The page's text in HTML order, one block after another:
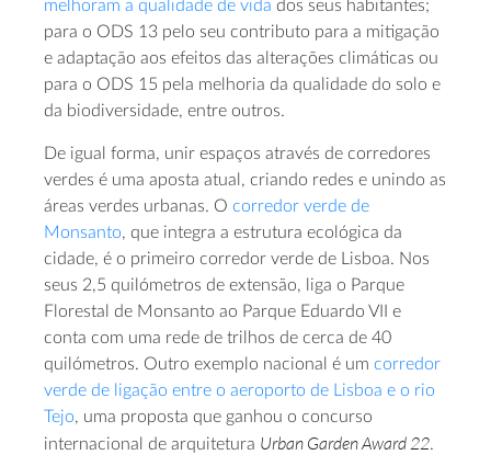
melhoram a qualidade de vida dos seus habitantes;
para o ODS 13 pelo seu contributo para a mitigação
e adaptação aos efeitos das alterações climáticas ou
para o ODS 15 pela melhoria da qualidade do solo e
da biodiversidade, entre outros.
De igual forma, unir espaços através de corredores
verdes é uma aposta atual, criando redes e unindo as
áreas verdes urbanas. O corredor verde de
Monsanto, que integra a estrutura ecológica da
cidade, é o primeiro corredor verde de Lisboa. Nos
seus 2,5 quilómetros de extensão, liga o Parque
Florestal de Monsanto ao Parque Eduardo VII e
conta com uma rede de trilhos de cerca de 40
quilómetros. Outro exemplo nacional é um corredor
verde de ligação entre o aeroporto de Lisboa e o rio
Tejo, uma proposta que ganhou o concurso
internacional de arquitetura Urban Garden Award 22.